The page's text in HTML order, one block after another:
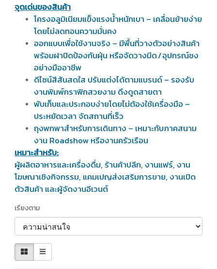
จุดเด่นของสินค้า
โครงอลูมิเนียมแข็งแรงน้ำหนักเบา – เคลื่อนย้ายง่าย
โดยไม่ลดทอนความมั่นคง
ออกแบบเพื่อใช้งานจริง – มีพื้นที่วางตัวอย่างสินค้า
พร้อมฝาปิดป้องกันฝุ่น หรือจัดวางมีด / อุปกรณ์ชง
อย่างมืออาชีพ
ดีไซน์สีสันสดใส ปรับแต่งได้ตามแบรนด์ – รองรับ
งานพิมพ์กราฟิกสวยงาม ดึงดูดสายตา
พับเก็บและประกอบง่ายโดยไม่ต้องใช้เครื่องมือ –
ประหยัดเวลา จัดสถานที่เร็ว
ถุงพกพาสำหรับการเดินทาง – เหมาะกับภาคสนาม
งาน Roadshow หรืองานครัวเรือน
เหมาะสำหรับ:
ผู้ผลิตอาหารและเครื่องดื่ม, ร้านค้าปลีก, งานแฟร์, งาน
โฆษณาเชิงกิจกรรม, แคมเปญส่งเสริมการขาย, งานเปิด
ตัวสินค้า และผู้จัดงานอีเวนต์
เรียงตาม